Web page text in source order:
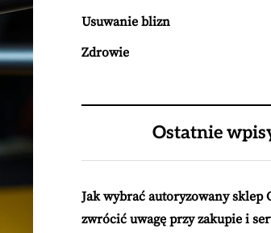
Usuwanie blizn
Zdrowie
Ostatnie
Jak wybrać autoryzowany sklep
zwrócić uwagę przy zakupie i